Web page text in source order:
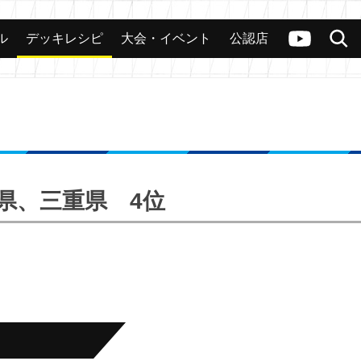
ヴァンガードch
検索
カード 大会 公認店舗 その他
デッキレシピ 大会・イベント 公認店
、三重県 4位